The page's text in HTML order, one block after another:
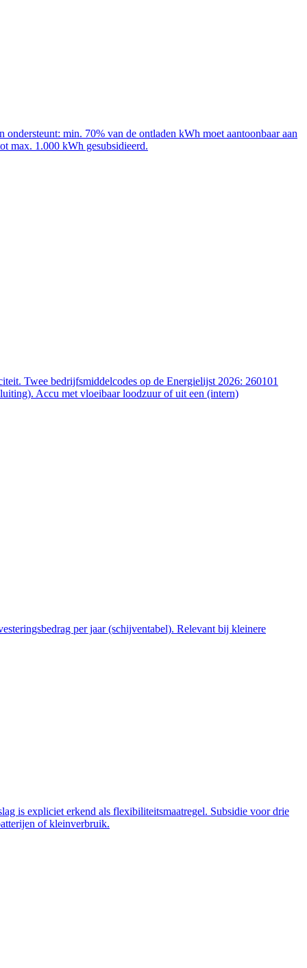
min. 70% van de ontladen kWh moet aantoonbaar aan
max. 1.000 kWh gesubsidieerd.
Twee bedrijfsmiddelcodes op de Energielijst 2026: 260101
Accu met vloeibaar loodzuur of uit een (intern)
per jaar (schijventabel). Relevant bij kleinere
is expliciet erkend als flexibiliteitsmaatregel. Subsidie voor drie
of kleinverbruik.